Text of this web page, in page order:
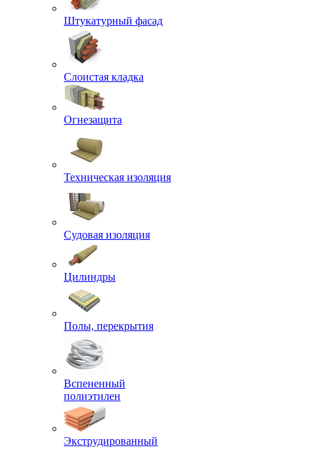
Штукатурный фасад
Слоистая кладка
Огнезащита
Техническая изоляция
Судовая изоляция
Цилиндры
Полы, перекрытия
Вспененный
полиэтилен
Экструдированный